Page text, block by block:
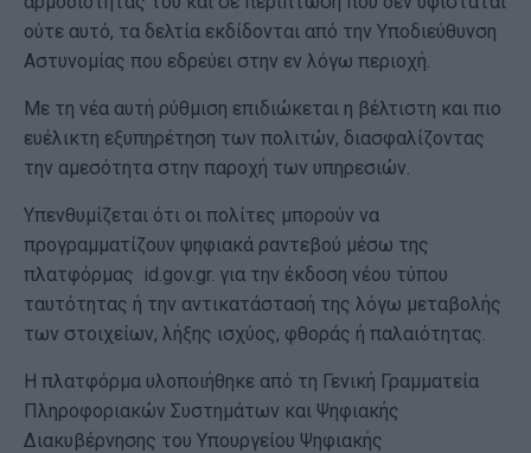
ούτε αυτό, τα δελτία εκδίδονται από την Υποδιεύθυνση
Αστυνομίας που εδρεύει στην εν λόγω περιοχή.
Με τη νέα αυτή ρύθμιση επιδιώκεται η βέλτιστη και πιο
ευέλικτη εξυπηρέτηση των πολιτών, διασφαλίζοντας
την αμεσότητα στην παροχή των υπηρεσιών.
Υπενθυμίζεται ότι οι πολίτες μπορούν να
προγραμματίζουν ψηφιακά ραντεβού μέσω της
πλατφόρμας id.gov.gr. για την έκδοση νέου τύπου
ταυτότητας ή την αντικατάστασή της λόγω μεταβολής
των στοιχείων, λήξης ισχύος, φθοράς ή παλαιότητας.
Η πλατφόρμα υλοποιήθηκε από τη Γενική Γραμματεία
Πληροφοριακών Συστημάτων και Ψηφιακής
Διακυβέρνησης του Υπουργείου Ψηφιακής